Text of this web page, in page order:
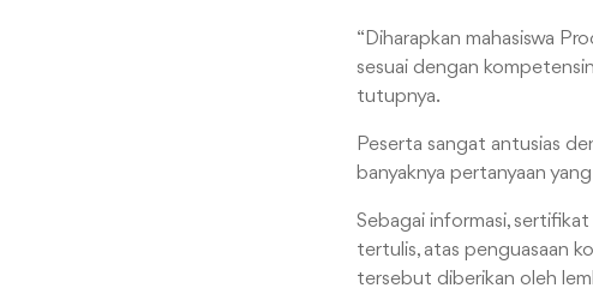
“Diharapkan mahasiswa
sesuai dengan
tutupnya.
Peserta sangat antusias
banyaknya pertanyaan
Sebagai informasi,
tertulis, atas penguasaan
tersebut diberikan oleh